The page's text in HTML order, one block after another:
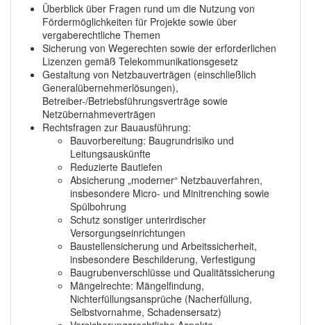
Überblick über Fragen rund um die Nutzung von
Fördermöglichkeiten für Projekte sowie über
vergaberechtliche Themen
Sicherung von Wegerechten sowie der erforderlichen
Lizenzen gemäß Telekommunikationsgesetz
Gestaltung von Netzbauverträgen (einschließlich
Generalübernehmerlösungen),
Betreiber-/Betriebsführungsverträge sowie
Netzübernahmeverträgen
Rechtsfragen zur Bauausführung:
Bauvorbereitung: Baugrundrisiko und
Leitungsauskünfte
Reduzierte Bautiefen
Absicherung „moderner“ Netzbauverfahren,
insbesondere Micro- und Minitrenching sowie
Spülbohrung
Schutz sonstiger unterirdischer
Versorgungseinrichtungen
Baustellensicherung und Arbeitssicherheit,
insbesondere Beschilderung, Verfestigung
Baugrubenverschlüsse und Qualitätssicherung
Mängelrechte: Mängelfindung,
Nichterfüllungsansprüche (Nacherfüllung,
Selbstvornahme, Schadensersatz)